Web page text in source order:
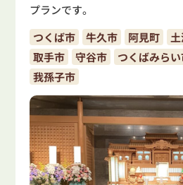
プランです。
つくば市
牛久市 阿見町
取手市
守谷市 つくばみら
我孫子市